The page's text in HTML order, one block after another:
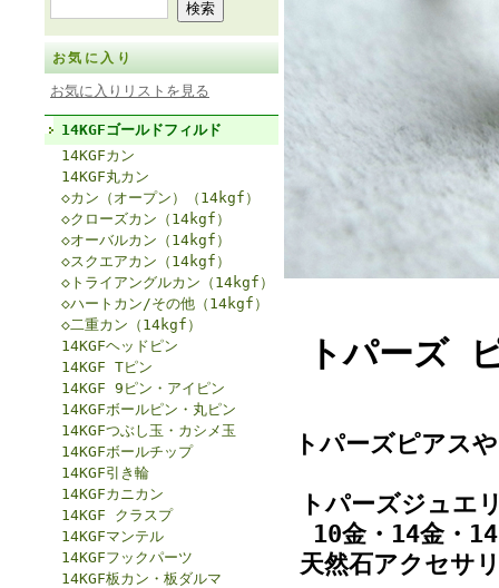
お気に入り
お気に入りリストを見る
14KGFゴールドフィルド
14KGFカン
14KGF丸カン
◇カン（オープン）（14kgf）
◇クローズカン（14kgf）
◇オーバルカン（14kgf）
◇スクエアカン（14kgf）
◇トライアングルカン（14kgf）
◇ハートカン/その他（14kgf）
◇二重カン（14kgf）
14KGFヘッドピン
14KGF Tピン
14KGF 9ピン・アイピン
14KGFボールピン・丸ピン
14KGFつぶし玉・カシメ玉
14KGFボールチップ
14KGF引き輪
14KGFカニカン
14KGF クラスプ
14KGFマンテル
14KGFフックパーツ
14KGF板カン・板ダルマ
トパーズ
トパーズピアス
トパーズジュエ
10金・14金・
天然石アクセサ